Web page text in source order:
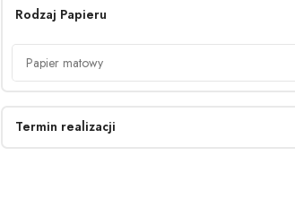
Rodzaj Papieru
Termin realizacji